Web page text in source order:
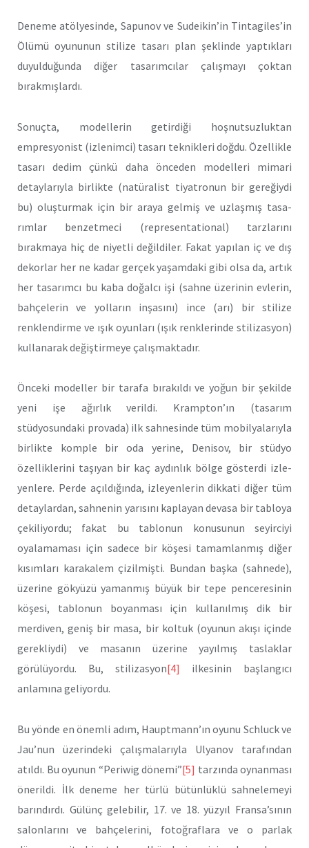
Deneme atölyesinde, Sapunov ve Sudeikin’in Tintagiles’in
Ölü­mü oyununun stilize tasarı plan şeklinde yaptıkları
duyulduğunda di­ğer tasarımcılar çalışmayı çoktan
bırakmışlardı.
Sonuçta, modellerin getirdiği hoşnutsuzluktan
empresyonist (iz­lenimci) tasarı teknikleri doğdu. Özellikle
tasarı dedim çünkü daha önceden modelleri mimari
detaylarıyla birlikte (natüralist tiyatronun bir gereğiydi
bu) oluşturmak için bir araya gelmiş ve uzlaşmış tasa­
rımlar benzetmeci (representational) tarzlarını
bırakmaya hiç de ni­yetli değildiler. Fakat yapılan iç ve dış
dekorlar her ne kadar gerçek yaşamdaki gibi olsa da, artık
her tasarımcı bu kaba doğalcı işi (sahne üzerinin evlerin,
bahçelerin ve yolların inşasını) ince (arı) bir stilize
renklendirme ve ışık oyunları (ışık renklerinde stilizasyon)
kullanarak değiştirmeye çalışmaktadır.
Önceki modeller bir tarafa bırakıldı ve yoğun bir şekilde
yeni işe ağırlık verildi. Krampton’ın (tasarım
stüdyosundaki provada) ilk sahnesinde tüm mobilyalarıyla
birlikte komple bir oda yerine, Denisov, bir stüdyo
özelliklerini taşıyan bir kaç aydınlık bölge gösterdi izle­
yenlere. Perde açıldığında, izleyenlerin dikkati diğer tüm
detaylar­dan, sahnenin yarısını kaplayan devasa bir tabloya
çekiliyordu; fakat bu tablonun konusunun seyirciyi
oyalamaması için sadece bir köşesi tamamlanmış diğer
kısımları karakalem çizilmişti. Bundan başka (sahnede),
üzerine gökyüzü yamanmış büyük bir tepe pencere­sinin
köşesi, tablonun boyanması için kullanılmış dik bir
merdiven, geniş bir masa, bir koltuk (oyunun akışı içinde
gerekliydi) ve ma­sanın üzerine yayılmış taslaklar
görülüyordu. Bu, stilizasyon[4] ilke­sinin başlangıcı
anlamına geliyordu.
Bu yönde en önemli adım, Hauptmann’ın oyunu Schluck ve
Jau’nun üzerindeki çalışmalarıyla Ulyanov tarafından
atıldı. Bu oyunun “Periwig dönemi”[5] tarzında oynanması
önerildi. İlk deneme her türlü bütünlüklü sahnelemeyi
barındırdı. Gülünç gelebilir, 17. ve 18. yüz­yıl Fransa’sının
salonlarını ve bahçelerini, fotoğraflara ve o parlak